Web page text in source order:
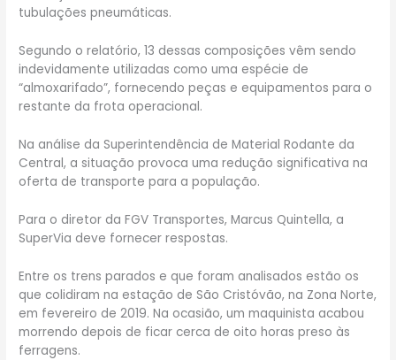
tubulações pneumáticas.
Segundo o relatório, 13 dessas composições vêm sendo
indevidamente utilizadas como uma espécie de
“almoxarifado”, fornecendo peças e equipamentos para o
restante da frota operacional.
Na análise da Superintendência de Material Rodante da
Central, a situação provoca uma redução significativa na
oferta de transporte para a população.
Para o diretor da FGV Transportes, Marcus Quintella, a
SuperVia deve fornecer respostas.
Entre os trens parados e que foram analisados estão os
que colidiram na estação de São Cristóvão, na Zona Norte,
em fevereiro de 2019. Na ocasião, um maquinista acabou
morrendo depois de ficar cerca de oito horas preso às
ferragens.